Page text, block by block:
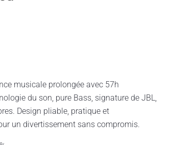
musicale prolongée avec 57h
du son, pure Bass, signature de JBL,
Design pliable, pratique et
un divertissement sans compromis.